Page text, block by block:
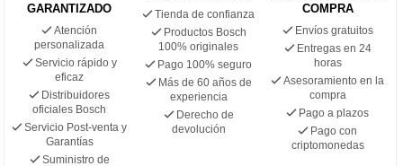
GARANTIZADO
Atención
personalizada
Servicio rápido y
eficaz
Distribuidores
oficiales Bosch
Servicio Post-venta y
Garantías
Suministro de
Tienda de confianza
Productos Bosch
100% originales
Pago 100% seguro
Más de 60 años de
experiencia
Derecho de
devolución
COMPRA
Envíos gratuitos
Entregas en 24
horas
Asesoramiento en la
compra
Pago a plazos
Pago con
criptomonedas